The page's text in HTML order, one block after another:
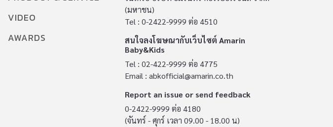
VIDEO
AWARDS
(มหาชน)
Tel : 0-2422-9999 ต่อ 4510
สนใจลงโฆษณากับเว็บไซต์ Amarin
Baby&Kids
Tel : 02-422-9999 ต่อ 4775
Email : abkofficial@amarin.co.th
Report an issue or send feedback
0-2422-9999 ต่อ 4180
(จันทร์ - ศุกร์ เวลา 09.00 - 18.00 น)